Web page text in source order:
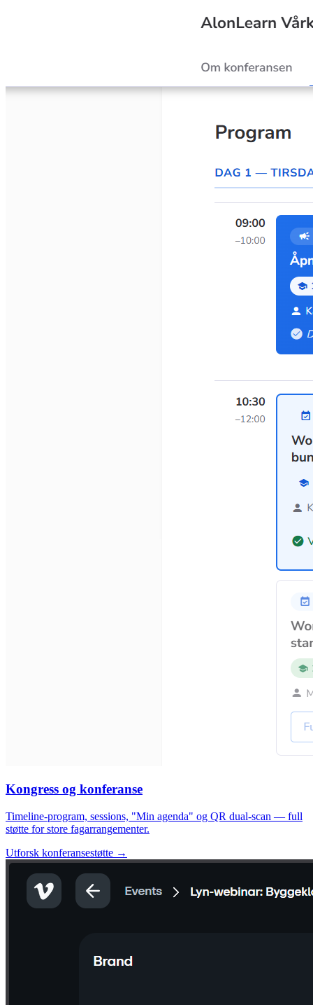
Kongress og konferanse
Timeline-program, sessions, "Min agenda" og QR dual-scan — full
støtte for store fagarrangementer.
Utforsk konferansestøtte →